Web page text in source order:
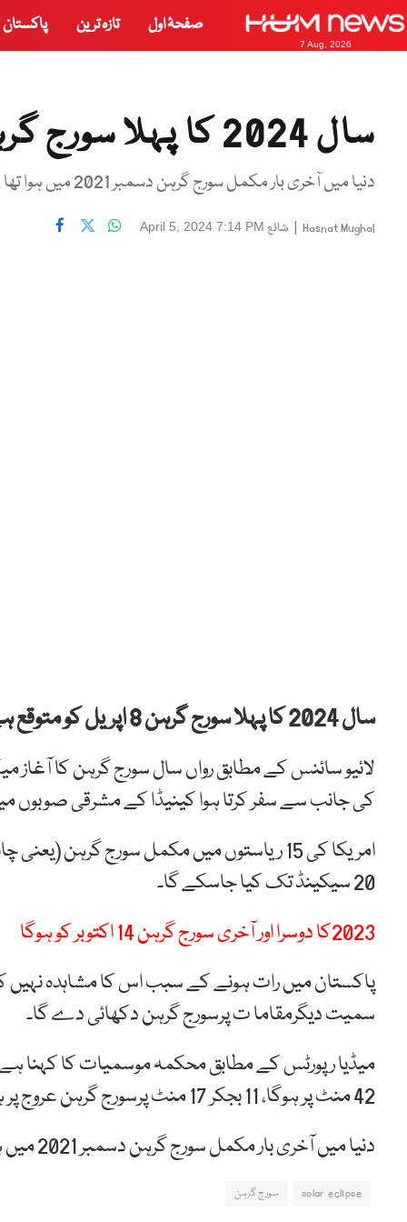
7 Aug, 2026
صفحۂ اول تازہ ترین پاکستان
سال 2024 کا پہلا سورج گرہن 8 اپریل کو متوقع
دنیا میں آخری بار مکمل سورج گرہن دسمبر 2021 میں ہوا تھا
Hasnat Mughal
| شائع April 5, 2024 7:14 PM
سال 2024 کا پہلا سورج گرہن 8 اپریل کو متوقع ہے جو اگلے 20 سال تک دوبارہ دکھائی نہیں دے گا۔
لائیو سائنس کے مطابق رواں سال سورج گرہن کا
کی جانب سے سفر کرتا ہوا کینیڈا کے مشرقی صوبوں
20 سیکینڈ تک کیا جاسکے گا۔
2023کا دوسرا اور آخری سورج گرہن 14 اکتوبر کو ہوگا
پاکستان میں رات ہونے کے سبب اس کا مشاہدہ نہیں
سمیت دیگرمقاما ت پرسورج گرہن دکھائی دے گا۔
42 منٹ پر ہوگا، 11 بجکر 17 منٹ پرسورج گرہن عروج پر ہوگا، سورج گرہن کا اختتام رات ایک بجکر 52 منٹ پر ہوگا۔
دنیا میں آخری بار مکمل سورج گرہن دسمبر 2021 میں ہوا تھا مگر اس کا مشاہدہ صرف انٹارکٹیکا میں ہوا تھا۔
solar eclipse سورج گرہن